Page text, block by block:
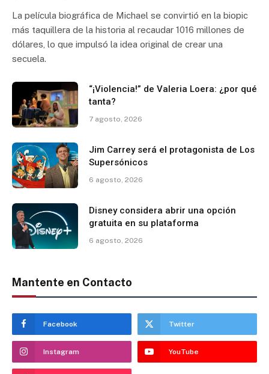
La película biográfica de Michael se convirtió en la biopic
más taquillera de la historia al recaudar 1016 millones de
dólares, lo que impulsó la idea original de crear una
secuela.
“¡Violencia!” de Valeria Loera: ¿por qué
tanta?
7 agosto, 2026
Jim Carrey será el protagonista de Los
Supersónicos
6 agosto, 2026
Disney considera abrir una opción
gratuita en su plataforma
6 agosto, 2026
Mantente en Contacto
Facebook Twitter
Instagram YouTube